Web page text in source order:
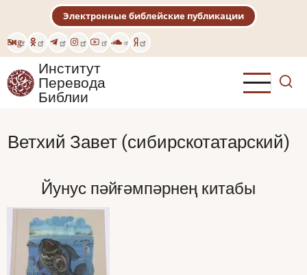
основному
содержанию
Eng
Электронные библейские публикации
Институт
Перевода
Библии
Ветхий Завет (сибирскотатарский)
Йунус пәйғәмпәрнең китабы